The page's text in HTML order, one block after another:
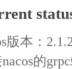
版本：
的